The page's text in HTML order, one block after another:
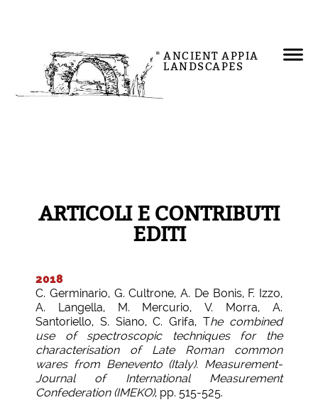
ANCIENT APPIA
LANDSCAPES
ARTICOLI E CONTRIBUTI
EDITI
2018
C. Germinario, G. Cultrone, A. De Bonis, F. Izzo,
A. Langella, M. Mercurio, V. Morra, A.
Santoriello, S. Siano, C. Grifa, The combined
use of spectroscopic techniques for the
characterisation of Late Roman common
wares from Benevento (Italy). Measurement-
Journal of International Measurement
Confederation (IMEKO), pp. 515-525.